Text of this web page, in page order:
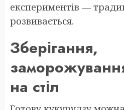
експериментів —
розвивається.
Зберігання,
на стіл